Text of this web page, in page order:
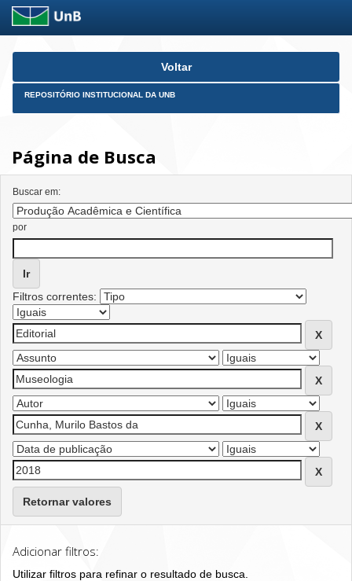
Skip
Voltar
REPOSITÓRIO INSTITUCIONAL DA UNB
Página de Busca
Buscar em:
por
Filtros correntes:
Retornar valores
Adicionar filtros:
Utilizar filtros para refinar o resultado de busca.